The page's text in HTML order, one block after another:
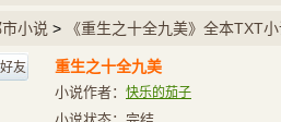
小说 > 《重生之十全九美》全本TXT
友 重生之十全九美
小说作者： 快乐的茄子